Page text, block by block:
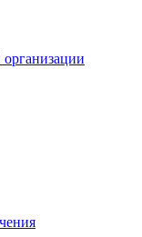
организации